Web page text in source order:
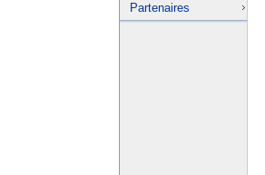
Partenaires